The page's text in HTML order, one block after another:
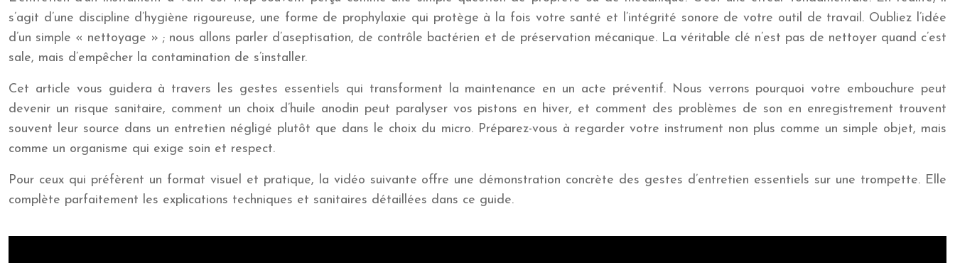
s’agit d’une discipline d’hygiène rigoureuse, une forme de prophylaxie qui protège à la fois votre santé et l’intégrité sonore de votre outil de travail. Oubliez l’idée
d’un simple « nettoyage » ; nous allons parler d’aseptisation, de contrôle bactérien et de préservation mécanique. La véritable clé n’est pas de nettoyer quand c’est
sale, mais d’empêcher la contamination de s’installer.
Cet article vous guidera à travers les gestes essentiels qui transforment la maintenance en un acte préventif. Nous verrons pourquoi votre embouchure peut
devenir un risque sanitaire, comment un choix d’huile anodin peut paralyser vos pistons en hiver, et comment des problèmes de son en enregistrement trouvent
souvent leur source dans un entretien négligé plutôt que dans le choix du micro. Préparez-vous à regarder votre instrument non plus comme un simple objet, mais
comme un organisme qui exige soin et respect.
Pour ceux qui préfèrent un format visuel et pratique, la vidéo suivante offre une démonstration concrète des gestes d’entretien essentiels sur une trompette. Elle
complète parfaitement les explications techniques et sanitaires détaillées dans ce guide.